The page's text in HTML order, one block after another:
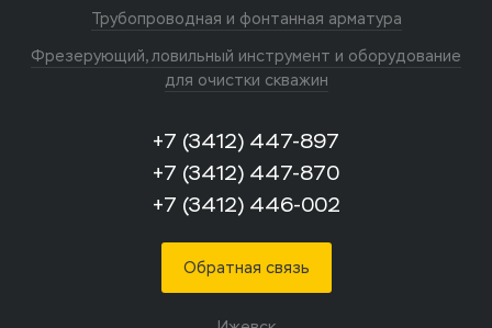
Трубопроводная и фонтанная арматура
Фрезерующий, ловильный инструмент и оборудование
для очистки скважин
+7 (3412) 447-897
+7 (3412) 447-870
+7 (3412) 446-002
Обратная связь